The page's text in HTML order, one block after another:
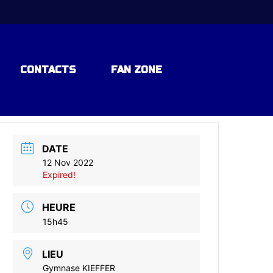
CONTACTS FAN ZONE
DATE
12 Nov 2022
Expired!
HEURE
15h45
LIEU
Gymnase KIEFFER